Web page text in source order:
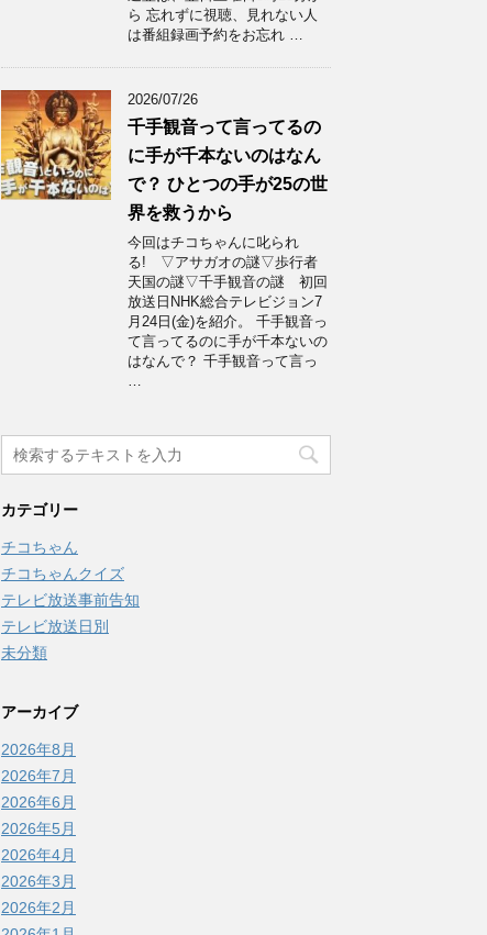
ら 忘れずに視聴、見れない人
は番組録画予約をお忘れ …
2026/07/26
千手観音って言ってるの
に手が千本ないのはなん
で？ ひとつの手が25の世
界を救うから
今回はチコちゃんに叱られ
る! ▽アサガオの謎▽歩行者
天国の謎▽千手観音の謎 初回
放送日NHK総合テレビジョン7
月24日(金)を紹介。 千手観音っ
て言ってるのに手が千本ないの
はなんで？ 千手観音って言っ
…
カテゴリー
チコちゃん
チコちゃんクイズ
テレビ放送事前告知
テレビ放送日別
未分類
アーカイブ
2026年8月
2026年7月
2026年6月
2026年5月
2026年4月
2026年3月
2026年2月